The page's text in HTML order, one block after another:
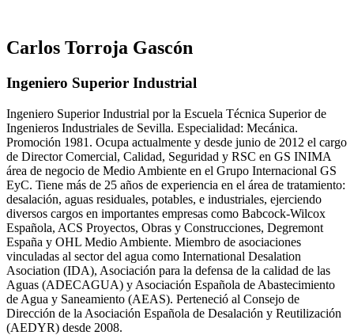
Carlos Torroja Gascón
Ingeniero Superior Industrial
Ingeniero Superior Industrial por la Escuela Técnica Superior de
Ingenieros Industriales de Sevilla. Especialidad: Mecánica.
Promoción 1981. Ocupa actualmente y desde junio de 2012 el cargo
de Director Comercial, Calidad, Seguridad y RSC en GS INIMA
área de negocio de Medio Ambiente en el Grupo Internacional GS
EyC. Tiene más de 25 años de experiencia en el área de tratamiento:
desalación, aguas residuales, potables, e industriales, ejerciendo
diversos cargos en importantes empresas como Babcock-Wilcox
Española, ACS Proyectos, Obras y Construcciones, Degremont
España y OHL Medio Ambiente. Miembro de asociaciones
vinculadas al sector del agua como International Desalation
Asociation (IDA), Asociación para la defensa de la calidad de las
Aguas (ADECAGUA) y Asociación Española de Abastecimiento
de Agua y Saneamiento (AEAS). Perteneció al Consejo de
Dirección de la Asociación Española de Desalación y Reutilización
(AEDYR) desde 2008.